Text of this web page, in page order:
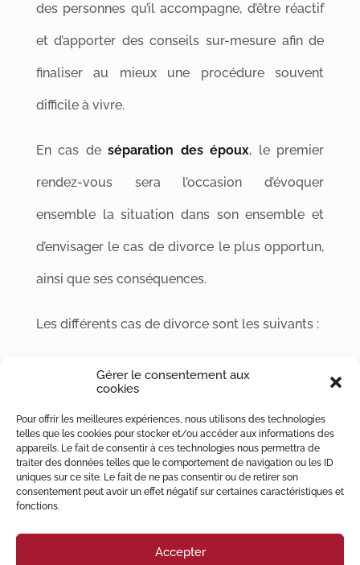
Gérer le consentement aux
cookies
Pour offrir les meilleures expériences, nous utilisons des technologies
telles que les cookies pour stocker et/ou accéder aux informations des
appareils. Le fait de consentir à ces technologies nous permettra de
traiter des données telles que le comportement de navigation ou les ID
uniques sur ce site. Le fait de ne pas consentir ou de retirer son
consentement peut avoir un effet négatif sur certaines caractéristiques et
fonctions.
Accepter
des personnes qu’il accompagne, d’être réactif
et d’apporter des conseils sur-mesure afin de
finaliser au mieux une procédure souvent
difficile à vivre.
En cas deséparation des époux, le premier
rendez-vous sera l’occasion d’évoquer
ensemble la situation dans son ensemble et
d’envisager le cas de divorce le plus opportun,
ainsi que ses conséquences.
Les différents cas de divorce sont les suivants :
divorce pour faute ;
conjugal ;
divorce pour acceptation du principe de la
rupture du mariage.
La question des enfants, de la prestation